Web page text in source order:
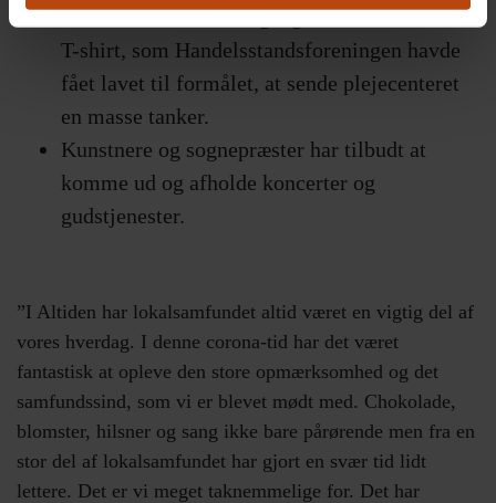
æske chokolade, hver gang de lokale købte en
T-shirt, som Handelsstandsforeningen havde
fået lavet til formålet, at sende plejecenteret
en masse tanker.
Kunstnere og sognepræster har tilbudt at
komme ud og afholde koncerter og
gudstjenester.
”I Altiden har lokalsamfundet altid været en vigtig del af
vores hverdag. I denne corona-tid har det været
fantastisk at opleve den store opmærksomhed og det
samfundssind, som vi er blevet mødt med. Chokolade,
blomster, hilsner og sang ikke bare pårørende men fra en
stor del af lokalsamfundet har gjort en svær tid lidt
lettere. Det er vi meget taknemmelige for. Det har